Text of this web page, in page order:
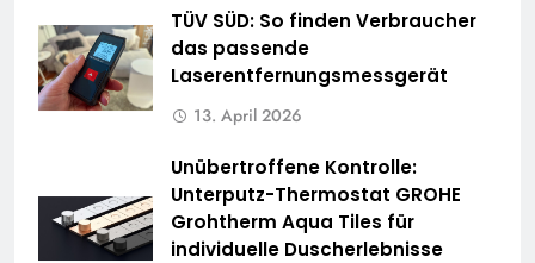
TÜV SÜD: So finden Verbraucher
das passende
Laserentfernungsmessgerät
13. April 2026
Unübertroffene Kontrolle:
Unterputz-Thermostat GROHE
Grohtherm Aqua Tiles für
individuelle Duscherlebnisse